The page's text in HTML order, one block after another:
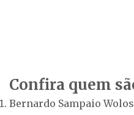
Confira quem
Bernardo Sampaio